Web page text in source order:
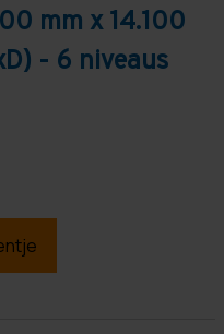
mm x 14.100
- 6 niveaus